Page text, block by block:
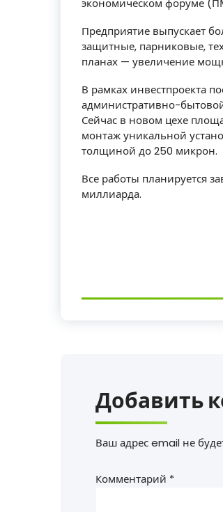
экономическом форуме
Предприятие выпускает
защитные, парниковые,
планах — увеличение
В рамках инвестпроекта
административно-
Сейчас в новом цехе
монтаж уникальной
толщиной до 250 микрон.
Все работы планируется
миллиарда.
Добавить
Ваш адрес email не
Комментарий *